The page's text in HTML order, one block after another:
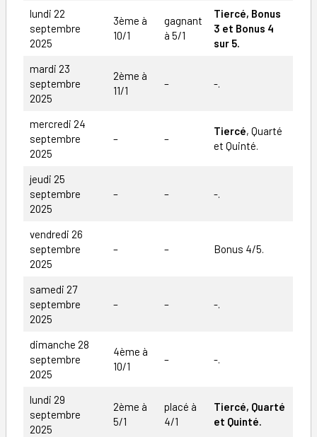
lundi 22
septembre
2025
3ème à
10/1
gagnant
à 5/1
Tiercé, Bonus
3 et Bonus 4
sur 5.
mardi 23
septembre
2025
2ème à
11/1
– -.
mercredi 24
septembre
2025
– –
Tiercé, Quarté
et Quinté.
jeudi 25
septembre
2025
– – -.
vendredi 26
septembre
2025
– – Bonus 4/5.
samedi 27
septembre
2025
– – -.
dimanche 28
septembre
2025
4ème à
10/1
– -.
lundi 29
septembre
2025
2ème à
5/1
placé à
4/1
Tiercé, Quarté
et Quinté.